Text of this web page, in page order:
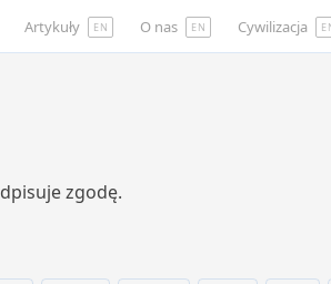
Artykuły EN O nas EN Cywilizacja
zgodę.